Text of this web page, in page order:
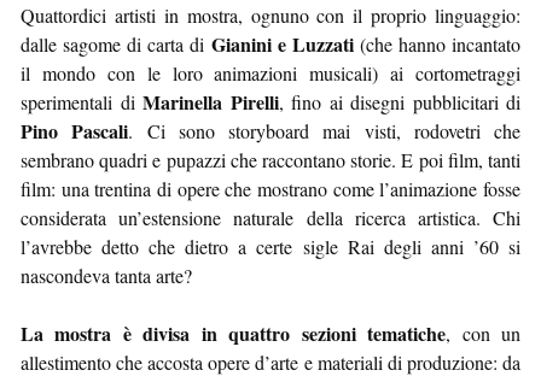
Quattordici artisti in mostra, ognuno con il proprio linguaggio:
dalle sagome di carta di Gianini e Luzzati(che hanno incantato
il mondo con le loro animazioni musicali) ai cortometraggi
sperimentali di Marinella Pirelli, fino ai disegni pubblicitari di
Pino Pascali. Ci sono storyboard mai visti, rodovetri che
sembrano quadri e pupazzi che raccontano storie. E poi film, tanti
film: una trentina di opere che mostrano come l’animazione fosse
considerata un’estensione naturale della ricerca artistica. Chi
l’avrebbe detto che dietro a certe sigle Rai degli anni ’60 si
nascondeva tanta arte?
La mostra è divisa in quattro sezioni tematiche, con un
allestimento che accosta opere d’arte e materiali di produzione: da